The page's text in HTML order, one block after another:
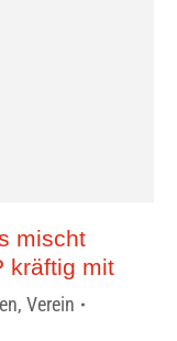
mischt
kräftig mit
, Verein